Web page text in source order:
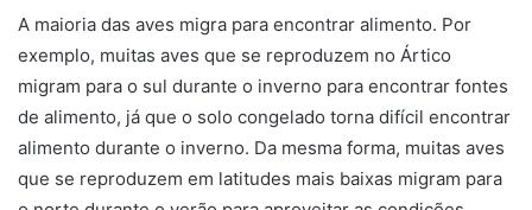
A maioria das aves migra para encontrar alimento. Por
exemplo, muitas aves que se reproduzem no Ártico
migram para o sul durante o inverno para encontrar fontes
de alimento, já que o solo congelado torna difícil encontrar
alimento durante o inverno. Da mesma forma, muitas aves
que se reproduzem em latitudes mais baixas migram para